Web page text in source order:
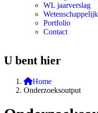
WL jaarverslag
Portfolio
Contact
U bent hier
Home
Onderzoeksoutput